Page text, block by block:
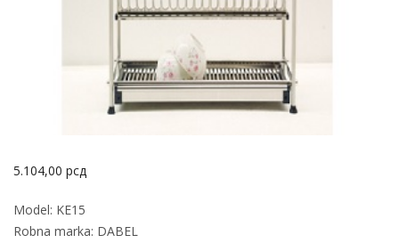
5.104,00 рсд
Model: KE15
Robna marka: DABEL